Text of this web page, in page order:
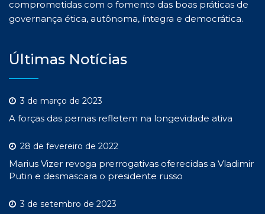
comprometidas com o fomento das boas práticas de
governança ética, autônoma, íntegra e democrática.
Últimas Notícias
3 de março de 2023
A forças das pernas refletem na longevidade ativa
28 de fevereiro de 2022
Marius Vizer revoga prerrogativas oferecidas a Vladimir
Putin e desmascara o presidente russo
3 de setembro de 2023